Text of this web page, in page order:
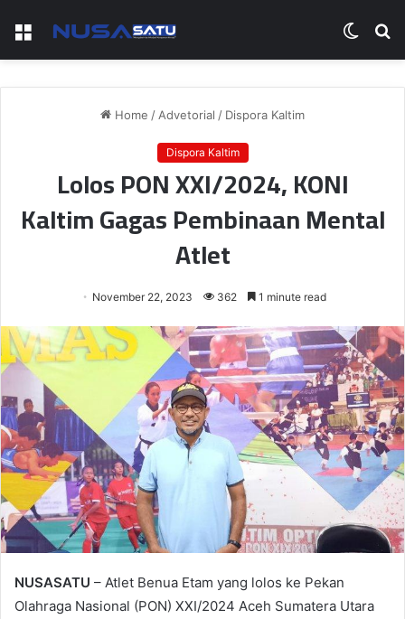
Menu
Switch
skin
Home /Advetorial / Dispora Kaltim
Dispora Kaltim
Lolos PON XXI/2024, KONI
Kaltim Gagas Pembinaan Mental
Atlet
November 22, 2023 362 1 minute read
NUSASATU – Atlet Benua Etam yang lolos ke Pekan
Olahraga Nasional (PON) XXI/2024 Aceh Sumatera Utara